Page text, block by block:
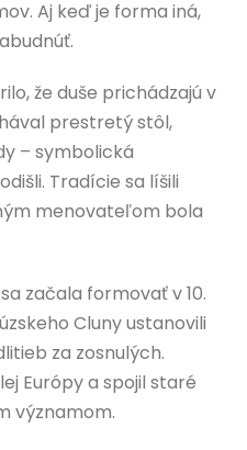
Aj keď je forma iná,
že duše prichádzajú v
prestretý stôl,
– symbolická
Tradície sa líšili
menovateľom bola
začala formovať v 10.
Cluny ustanovili
za zosnulých.
Európy a spojil staré
významom.